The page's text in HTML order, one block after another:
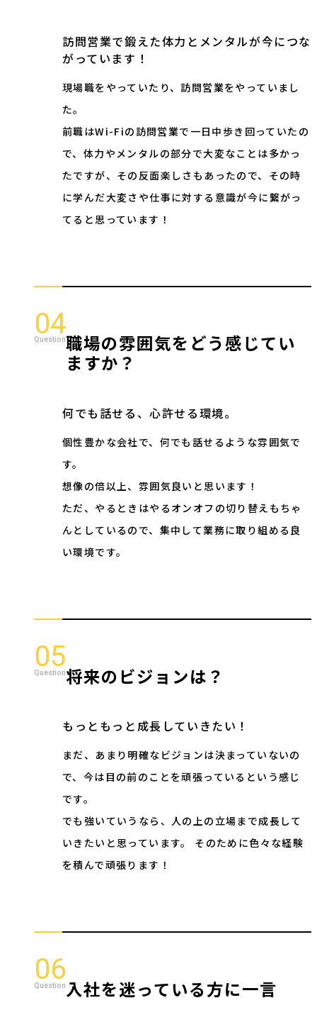
訪問営業で鍛えた体力とメンタルが今につな
がっています！
現場職をやっていたり、訪問営業をやっていまし
た。
前職はWi-Fiの訪問営業で一日中歩き回っていたの
で、体力やメンタルの部分で大変なことは多かっ
たですが、その反面楽しさもあったので、その時
に学んだ大変さや仕事に対する意識が今に繋がっ
てると思っています！
04
職場の雰囲気をどう感じてい
ますか？
何でも話せる、心許せる環境。
個性豊かな会社で、何でも話せるような雰囲気で
す。
想像の倍以上、雰囲気良いと思います！
ただ、やるときはやるオンオフの切り替えもちゃ
んとしているので、集中して業務に取り組める良
い環境です。
05
将来のビジョンは？
もっともっと成長していきたい！
まだ、あまり明確なビジョンは決まっていないの
で、今は目の前のことを頑張っているという感じ
です。
でも強いていうなら、人の上の立場まで成長して
いきたいと思っています。 そのために色々な経験
を積んで頑張ります！
06
入社を迷っている方に一言